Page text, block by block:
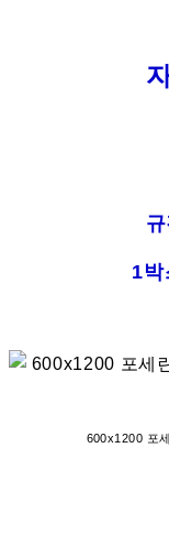
1
600x1200 포